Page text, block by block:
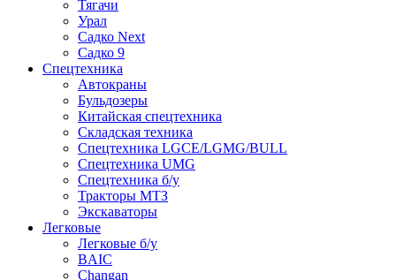
Тягачи
Урал
Садко Next
Садко 9
Спецтехника
Автокраны
Бульдозеры
Китайская спецтехника
Складская техника
Спецтехника LGCE/LGMG/BULL
Спецтехника UMG
Спецтехника б/у
Тракторы МТЗ
Экскаваторы
Легковые
Легковые б/у
BAIC
Changan